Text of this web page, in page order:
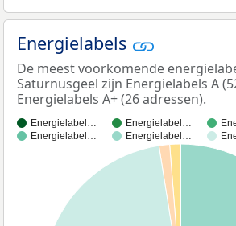
Energielabels
De meest voorkomende
Saturnusgeel zijn Energielabels A
Energielabels A+ (26 adressen).
Energielabel… Energielabel…
Energielabel…
Energielabel…